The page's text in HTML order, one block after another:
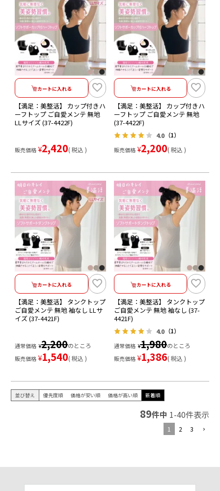
カートに入れる
【満足：美整活】 カップ付きハ
ーフトップ ご自愛メンテ 無地
LLサイズ (37-4422F)
販売価格 ¥2,420 税込
カートに入れる
【満足：美整活】 カップ付きハ
ーフトップ ご自愛メンテ 無地
(37-4422F)
4.0 （1）
販売価格 ¥2,200 税込
カートに入れる
【満足：美整活】 タンクトップ
ご自愛メンテ 無地 袖なし LLサ
イズ (37-4421F)
通常価格 ¥2,200のところ
販売価格 ¥1,540 税込
カートに入れる
【満足：美整活】 タンクトップ
ご自愛メンテ 無地 袖なし (37-
4421F)
4.0 （1）
通常価格 ¥1,980のところ
販売価格 ¥1,386 税込
並び替え 優先度順 価格が安い順 価格が高い順 新着順
89件中 1-40件表示
1 2 3